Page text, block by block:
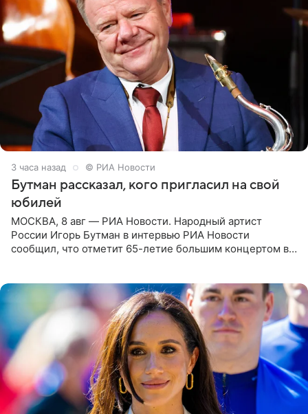
3 часа назад © РИА Новости
Бутман рассказал, кого пригласил на свой
юбилей
МОСКВА, 8 авг — РИА Новости. Народный артист
России Игорь Бутман в интервью РИА Новости
сообщил, что отметит 65-летие большим концертом в